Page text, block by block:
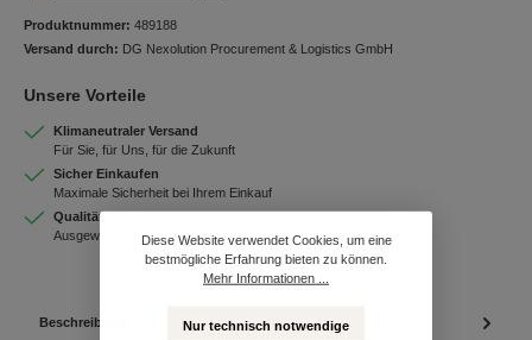
Produktnummer: 489188
Versand durch: DG Nexolution Procurement & Logistics GmbH
Unsere Vorteile
Klimaneutraler Versand
Für Sie, für Uns, für die Zukunft
Sicher Einkaufen
Maximale Sicherheit bei Ihrem Einkauf
Qualität
Ausgewählte Banking-Produkte in höchster Qualität
Beschreibung
Diese Website verwendet Cookies, um eine
bestmögliche Erfahrung bieten zu können.
Mehr Informationen ...
Nur technisch notwendige